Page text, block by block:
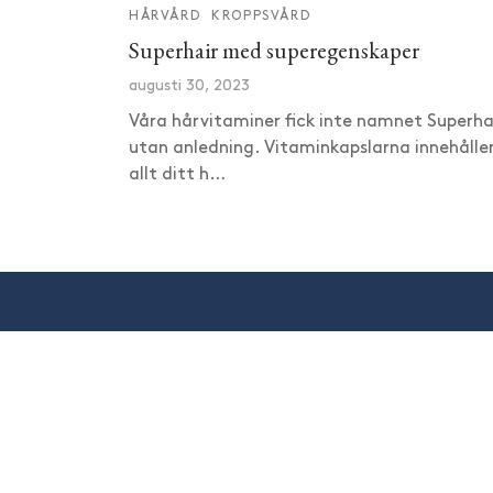
HÅRVÅRD KROPPSVÅRD
Superhair med superegenskaper
augusti 30, 2023
Våra hårvitaminer fick inte namnet
utan anledning. Vitaminkapslarna
allt ditt h…
Anmäl